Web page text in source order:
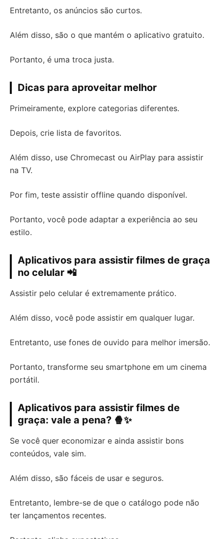
Entretanto, os anúncios são curtos.
Além disso, são o que mantém o aplicativo gratuito.
Portanto, é uma troca justa.
Dicas para aproveitar melhor
Primeiramente, explore categorias diferentes.
Depois, crie lista de favoritos.
Além disso, use Chromecast ou AirPlay para assistir
na TV.
Por fim, teste assistir offline quando disponível.
Portanto, você pode adaptar a experiência ao seu
estilo.
Aplicativos para assistir filmes de graça
no celular 📲
Assistir pelo celular é extremamente prático.
Além disso, você pode assistir em qualquer lugar.
Entretanto, use fones de ouvido para melhor imersão.
Portanto, transforme seu smartphone em um cinema
portátil.
Aplicativos para assistir filmes de
graça: vale a pena? 🍿✨
Se você quer economizar e ainda assistir bons
conteúdos, vale sim.
Além disso, são fáceis de usar e seguros.
Entretanto, lembre-se de que o catálogo pode não
ter lançamentos recentes.